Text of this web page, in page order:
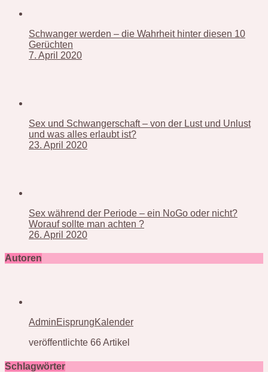
Schwanger werden – die Wahrheit hinter diesen 10
Gerüchten
7. April 2020
Sex und Schwangerschaft – von der Lust und Unlust
und was alles erlaubt ist?
23. April 2020
Sex während der Periode – ein NoGo oder nicht?
Worauf sollte man achten ?
26. April 2020
Autoren
AdminEisprungKalender
veröffentlichte 66 Artikel
Schlagwörter